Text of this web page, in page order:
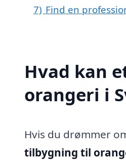
7) Find en
Hvad kan
orangeri i
Hvis du drømmer
tilbygning til